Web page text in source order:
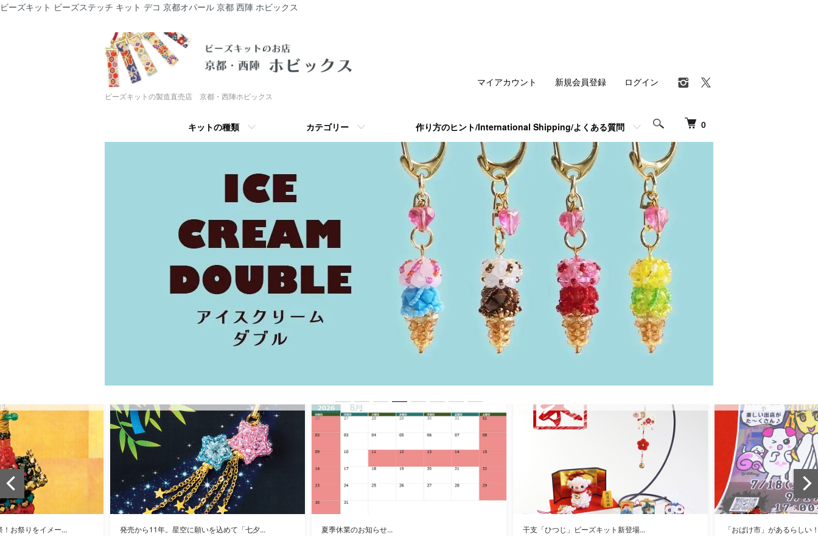
ビーズキット ビーズステッチ キット デコ 京都オパール 京都 西陣 ホビックス
ビーズキットの製造直売店 京都・西陣ホビックス
0
キットの種類 カテゴリー 作り方のヒント/International Shipping/よくある質問
マイアカウント 新規会員登録 ログイン
夏季休業のお知らせ... 干支「ひつじ」ビーズキット新登場... 「おばけ市」があるらしい！...
祭りをイメー... 発売から11年。星空に願いを込めて「七夕...